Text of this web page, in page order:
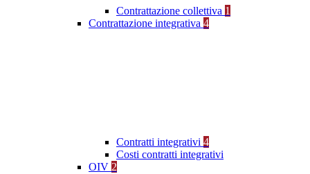
Contrattazione collettiva 1
Contrattazione integrativa 4
Contratti integrativi 4
Costi contratti integrativi
OIV 2